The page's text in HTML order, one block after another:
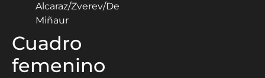
Alcaraz/Zverev/De
Miñaur
Cuadro
femenino